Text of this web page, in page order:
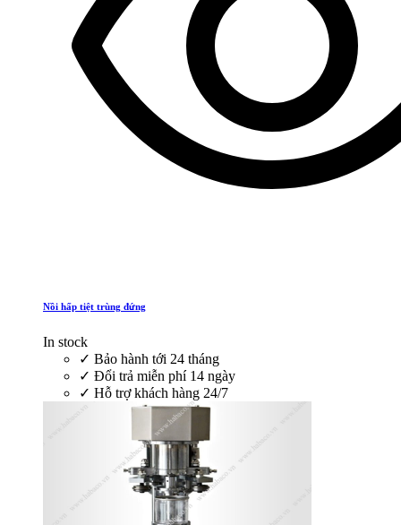
Nồi hấp tiệt trùng đứng
In stock
✓ Bảo hành tới 24 tháng
✓ Đổi trả miễn phí 14 ngày
✓ Hỗ trợ khách hàng 24/7